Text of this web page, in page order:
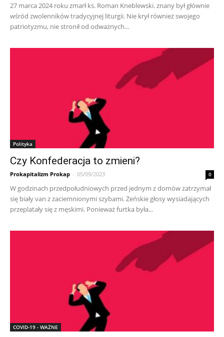
27 marca 2024 roku zmarł ks. Roman Kneblewski. znany był głównie
wśród zwolenników tradycyjnej liturgii. Nie krył również swojego
patriotyzmu, nie stronił od odważnych...
Polityka
Czy Konfederacja to zmieni?
Prokapitalizm Prokap - 05/09/2023 0
W godzinach przedpołudniowych przed jednym z domów zatrzymał
się biały van z zaciemnionymi szybami. Żeńskie głosy wysiadających
przeplatały się z męskimi. Ponieważ furtka była...
COVID-19 - WAŻNE